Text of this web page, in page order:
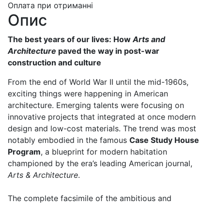
Оплата при отриманні
Опис
The best years of our lives: HowArts and
Architecture paved the way in post-war
construction and culture
From the end of World War II until the mid-1960s,
exciting things were happening in American
architecture. Emerging talents were focusing on
innovative projects that integrated at once modern
design and low-cost materials. The trend was most
notably embodied in the famous Case Study House
Program, a blueprint for modern habitation
championed by the era’s leading American journal,
Arts & Architecture.
The complete facsimile of the ambitious and